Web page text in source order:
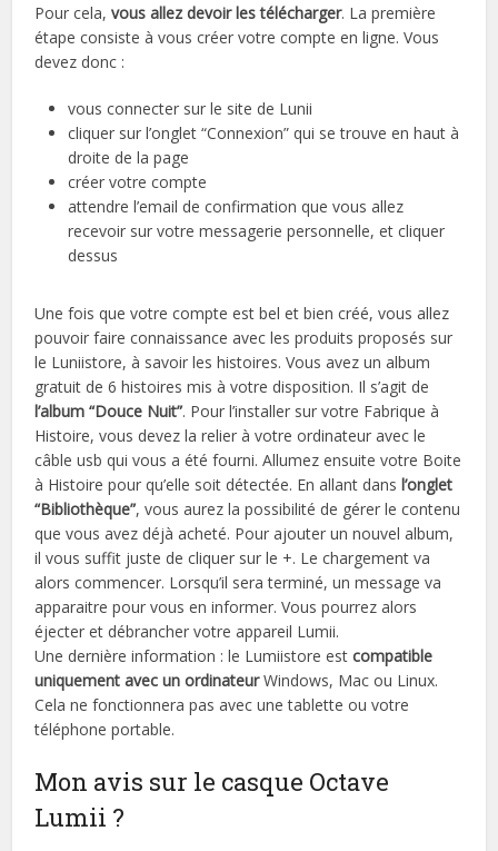
Pour cela,vous allez devoir les télécharger. La première
étape consiste à vous créer votre compte en ligne. Vous
devez donc :
vous connecter sur le site de Lunii
cliquer sur l’onglet “Connexion” qui se trouve en haut à
droite de la page
créer votre compte
attendre l’email de confirmation que vous allez
recevoir sur votre messagerie personnelle, et cliquer
dessus
Une fois que votre compte est bel et bien créé, vous allez
pouvoir faire connaissance avec les produits proposés sur
le Luniistore, à savoir les histoires. Vous avez un album
gratuit de 6 histoires mis à votre disposition. Il s’agit de
l’album “Douce Nuit”. Pour l’installer sur votre Fabrique à
Histoire, vous devez la relier à votre ordinateur avec le
câble usb qui vous a été fourni. Allumez ensuite votre Boite
à Histoire pour qu’elle soit détectée. En allant dansl’onglet
“Bibliothèque”, vous aurez la possibilité de gérer le contenu
que vous avez déjà acheté. Pour ajouter un nouvel album,
il vous suffit juste de cliquer sur le +. Le chargement va
alors commencer. Lorsqu’il sera terminé, un message va
apparaitre pour vous en informer. Vous pourrez alors
éjecter et débrancher votre appareil Lumii.
Une dernière information : le Lumiistore est compatible
uniquement avec un ordinateurWindows, Mac ou Linux.
Cela ne fonctionnera pas avec une tablette ou votre
téléphone portable.
Mon avis sur le casque Octave
Lumii ?